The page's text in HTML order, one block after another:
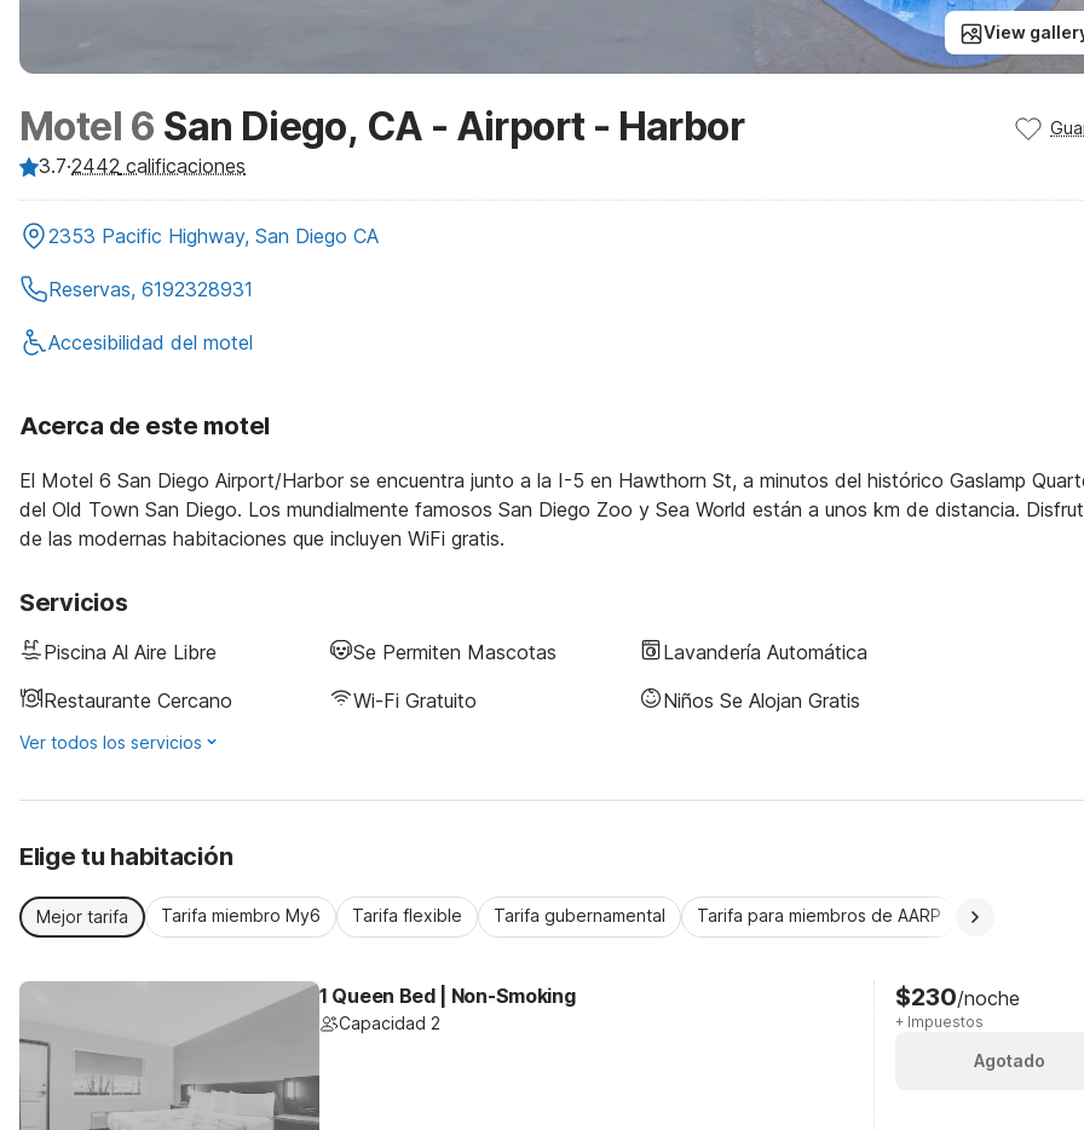
View
Motel 6 San Diego, CA - Airport - Harbor
3.7·2442 calificaciones
2353 Pacific Highway, San Diego CA
Reservas, 6192328931
Accesibilidad del motel
Acerca de este motel
El Motel 6 San Diego Airport/Harbor se encuentra junto a la I-5 en Hawthorn St, a minutos del histórico Gaslamp
del Old Town San Diego. Los mundialmente famosos San Diego Zoo y Sea World están a unos km de distancia.
de las modernas habitaciones que incluyen WiFi gratis.
Servicios
Piscina Al Aire Libre Se Permiten Mascotas
Lavandería Automática
Restaurante Cercano
Wi-Fi Gratuito Niños Se Alojan Gratis
Ver todos los servicios
Elige tu habitación
Mejor tarifa Tarifa miembro My6 Tarifa flexible Tarifa gubernamental Tarifa para miembros de AARP
1 Queen Bed | Non-Smoking
Capacidad 2
$230/noche
+ Impuestos
Agotado